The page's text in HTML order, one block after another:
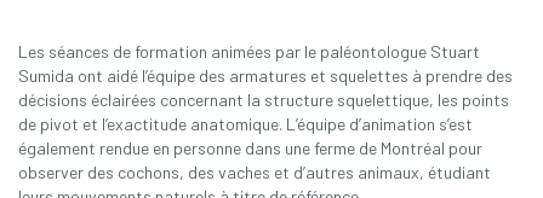
Les séances de formation animées par le paléontologue Stuart
Sumida ont aidé l’équipe des armatures et squelettes à prendre des
décisions éclairées concernant la structure squelettique, les points
de pivot et l’exactitude anatomique. L’équipe d’animation s’est
également rendue en personne dans une ferme de Montréal pour
observer des cochons, des vaches et d’autres animaux, étudiant